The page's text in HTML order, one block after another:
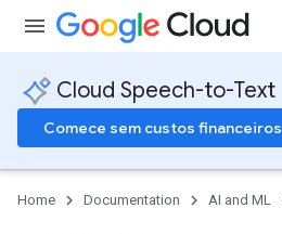
Cloud Speech-to-Text
Comece sem custos financeiros
Home Documentation AI and ML